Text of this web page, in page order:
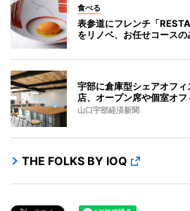
食べる
表参道にフレンチ「
をリノベ、お任せコースの
宇部に倉庫型シェアオフ
店、オープン席や個室オフ
山口宇部経済新聞
THE FOLKS BY IOQ